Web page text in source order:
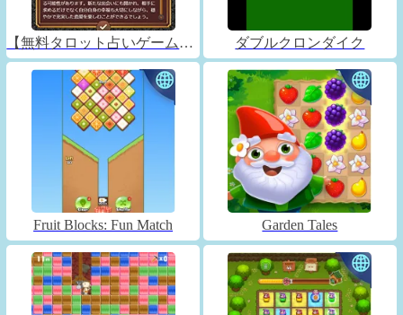
【無料タロット占いゲーム】フォーチュンコネクト ダブルクロンダイク
Fruit Blocks: Fun Match Garden Tales